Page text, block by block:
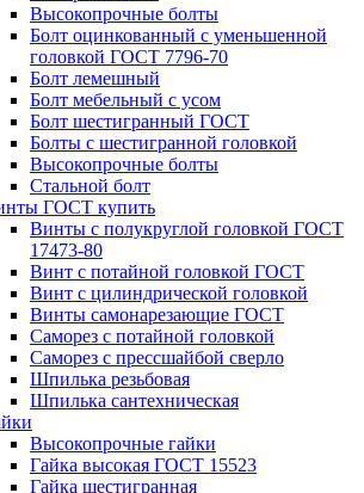
Высокопрочные болты
Болт оцинкованный с уменьшенной
головкой ГОСТ 7796-70
Болт лемешный
Болт мебельный с усом
Болт шестигранный ГОСТ
Болты с шестигранной головкой
Высокопрочные болты
Стальной болт
ГОСТ купить
Винты с полукруглой головкой ГОСТ
17473-80
Винт с потайной головкой ГОСТ
Винт с цилиндрической головкой
Винты самонарезающие ГОСТ
Саморез с потайной головкой
Саморез с прессшайбой сверло
Шпилька резьбовая
Шпилька сантехническая
Высокопрочные гайки
Гайка высокая ГОСТ 15523
Гайка шестигранная